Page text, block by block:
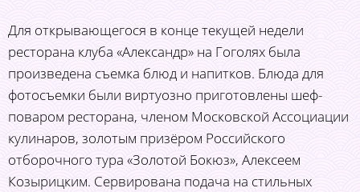
Для открывающегося в конце текущей недели
ресторана клуба «Александр» на Гоголях была
произведена съемка блюд и напитков. Блюда для
фотосъемки были виртуозно приготовлены шеф-
поваром ресторана, членом Московской Ассоциации
кулинаров, золотым призёром Российского
отборочного тура «Золотой Бокюз», Алексеем
Козырицким. Сервирована подача на стильных